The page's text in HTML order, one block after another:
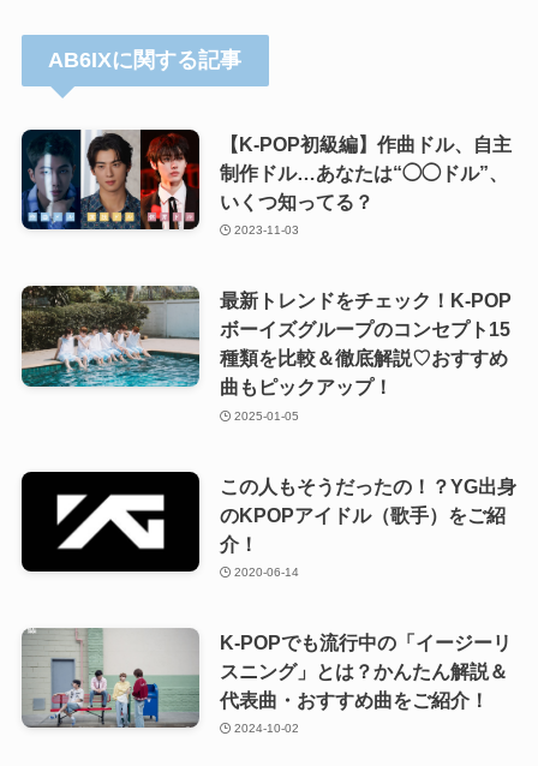
AB6IXに関する記事
【K-POP初級編】作曲ドル、自主
制作ドル…あなたは“◯◯ドル”、
いくつ知ってる？
2023-11-03
最新トレンドをチェック！K-POP
ボーイズグループのコンセプト15
種類を比較＆徹底解説♡おすすめ
曲もピックアップ！
2025-01-05
この人もそうだったの！？YG出身
のKPOPアイドル（歌手）をご紹
介！
2020-06-14
K-POPでも流行中の「イージーリ
スニング」とは？かんたん解説＆
代表曲・おすすめ曲をご紹介！
2024-10-02